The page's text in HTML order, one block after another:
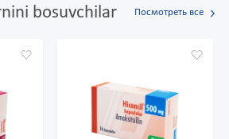
bosuvchilar Посмотреть все